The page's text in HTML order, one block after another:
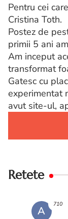
Pentru cei
Cristina Toth.
Postez de
primii 5 ani
Am inceput
transformat
Gatesc cu
experimentat
avut site-ul,
Retete
A
710